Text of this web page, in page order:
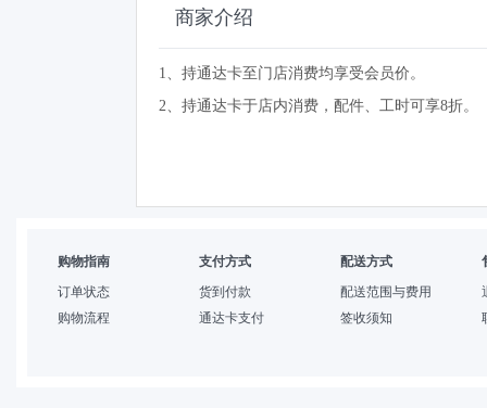
商家介绍
1、持通达卡至门店消费均享受会员价。
2、持通达卡于店内消费，配件、工时可享8折。
购物指南
订单状态
购物流程
支付方式
货到付款
通达卡支付
配送方式
配送范围与费用
签收须知